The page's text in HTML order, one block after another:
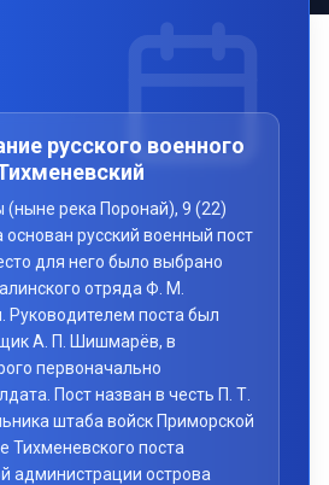
русского военного
(ныне река Поронай), 9 (22)
основан русский военный пост
для него было выбрано
отряда Ф. М.
поста был
А. П. Шишмарёв, в
первоначально
Пост назван в честь П. Т.
штаба войск Приморской
Тихменевского поста
администрации острова